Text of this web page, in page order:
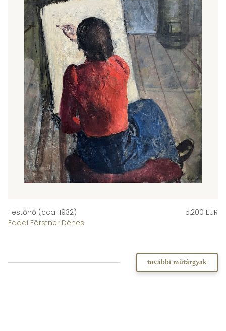
Festőnő (cca. 1932)
Faddi Förstner Dénes
5,200 EUR
további műtárgyak